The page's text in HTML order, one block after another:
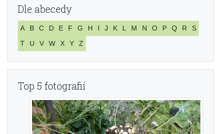
Dle abecedy
A B C D E F G H I J K L M N O P Q R
S
T
U V W X Y Z
Top 5 fotografií